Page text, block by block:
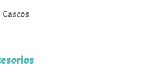
Cascos